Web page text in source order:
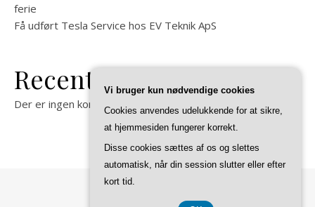
ferie
Få udført Tesla Service hos EV Teknik ApS
Recent Comments
Der er ingen kommentarer at vise.
Vi bruger kun nødvendige cookies
Cookies anvendes udelukkende for at sikre,
at hjemmesiden fungerer korrekt.
Disse cookies sættes af os og slettes
automatisk, når din session slutter eller efter
kort tid.